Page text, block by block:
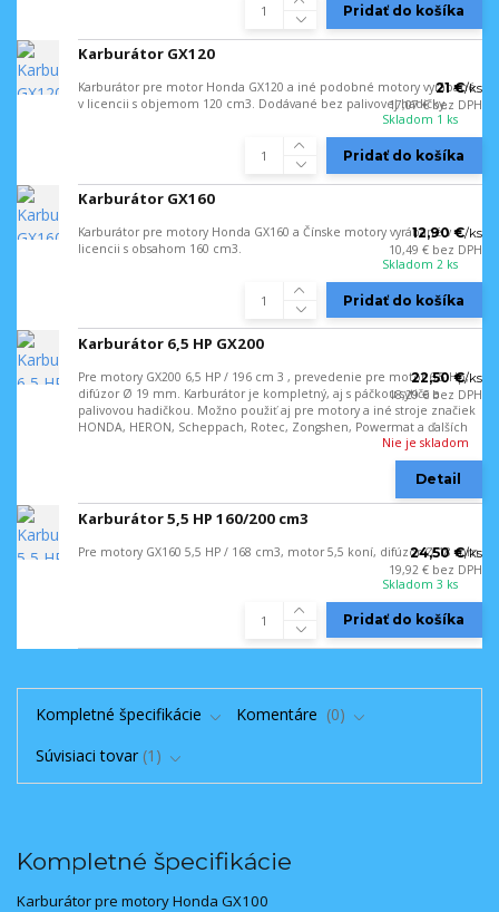
Pridať do košíka
Karburátor GX120
Karburátor pre motor Honda GX120 a iné podobné motory vyrábané
v licencii s objemom 120 cm3. Dodávané bez palivovej hadičky.
21 €/ks
17,07 €bez DPH
Skladom 1 ks
Pridať do košíka
Karburátor GX160
Karburátor pre motory Honda GX160 a Čínske motory vyrábané v
licencii s obsahom 160 cm3.
12,90 €/ks
10,49 € bez DPH
Skladom 2 ks
Pridať do košíka
Karburátor 6,5 HP GX200
Pre motory GX200 6,5 HP / 196 cm 3 , prevedenie pre motor 6,5 Hp,
difúzor Ø 19 mm. Karburátor je kompletný, aj s páčkou sytiča a
palivovou hadičkou. Možno použiť aj pre motory a iné stroje značiek
HONDA, HERON, Scheppach, Rotec, Zongshen, Powermat a ďalších
22,50 €/ks
18,29 € bez DPH
Nie je skladom
Detail
Karburátor 5,5 HP 160/200 cm3
Pre motory GX160 5,5 HP / 168 cm3, motor 5,5 koní, difúzor Ø 18 mm
24,50 €/ks
19,92 € bez DPH
Skladom 3 ks
Pridať do košíka
Kompletné špecifikácie Komentáre
0
Súvisiaci tovar 1
Kompletné špecifikácie
Karburátor pre motory Honda GX100